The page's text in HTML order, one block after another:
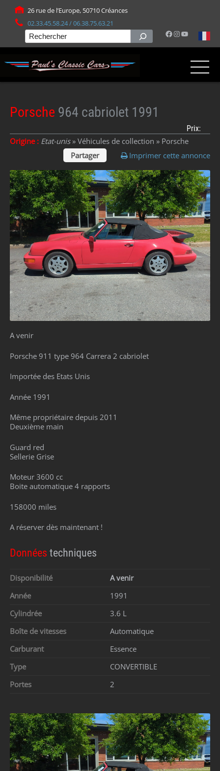
26 rue de l’Europe, 50710 Créances
02.33.45.58.24 / 06.38.75.63.21
Facebook
Instagram
YouTube
Rechercher
Porsche 964 cabriolet 1991
Prix:
Origine : Etat-unis» Véhicules de collection » Porsche
Partager
Imprimer cette annonce
A venir
Porsche 911 type 964 Carrera 2 cabriolet
Importée des Etats Unis
Année 1991
Même propriétaire depuis 2011
Deuxième main
Guard red
Sellerie Grise
Moteur 3600 cc
Boite automatique 4 rapports
158000 miles
A réserver dès maintenant !
Données techniques
Disponibilité
A venir
Année
1991
Cylindrée
3.6 L
Boîte de vitesses
Automatique
Carburant
Essence
Type
CONVERTIBLE
Portes
2
Panneau de gestion des cookies